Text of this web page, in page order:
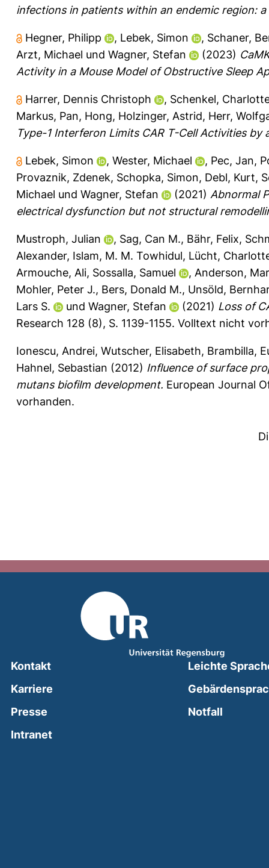
infections in patients within an endemic region:
Hegner, Philipp , Lebek, Simon , Schaner,
Arzt, Michael und Wagner, Stefan (2023)
Activity in a Mouse Model of Obstructive Sleep
Harrer, Dennis Christoph , Schenkel,
Markus, Pan, Hong, Holzinger, Astrid, Herr,
Type-1 Interferon Limits CAR T-Cell Activities
Lebek, Simon , Wester, Michael , Pec, Jan,
Provaznik, Zdenek, Schopka, Simon, Debl, Kurt,
Michael und Wagner, Stefan (2021) Abnormal
electrical dysfunction but not structural
Mustroph, Julian , Sag, Can M., Bähr, Felix,
Alexander, Islam, M. M. Towhidul, Lücht,
Armouche, Ali, Sossalla, Samuel , Anderson,
Mohler, Peter J., Bers, Donald M., Unsöld,
Lars S.
und Wagner, Stefan (2021) Loss of
Research 128 (8), S. 1139-1155. Volltext nicht
Ionescu, Andrei, Wutscher, Elisabeth, Brambilla,
Hahnel, Sebastian (2012) Influence of surface
mutans biofilm development. European Journal
vorhanden.
Kontakt
Karriere
Presse
Intranet(external link, opens in a new window)
Leichte
Notfall